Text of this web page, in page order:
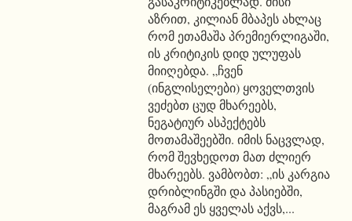
აზრით, კილიან მბაპეს ახლაც
რომ ეთამაშა პრემიერლიგაში,
ის კრიტიკის დიდ ულუფას
მიიღებდა. „ჩვენ
(ინგლისელები) ყოველთვის
ვეძებთ ცუდ მხარეებს,
ნეგატიურ ასპექტებს
მოთამაშეებში. იმის ნაცვლად,
რომ შევხედოთ მათ ძლიერ
მხარეებს. ვამბობთ: „ის კარგია
დრიბლინგში და პასიებში,
მაგრამ ეს ყველას აქვს,...